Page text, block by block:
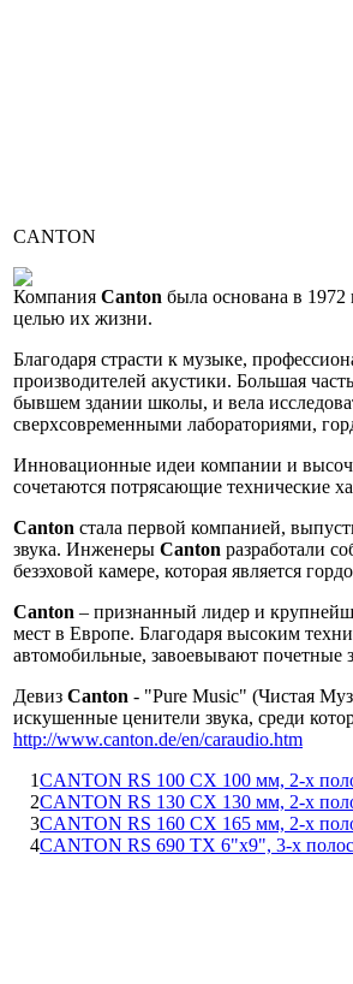
CANTON
Компания Canton была основана в 1972
целью их жизни.
Благодаря страсти к музыке,
производителей акустики. Большая
бывшем здании школы, и вела
сверхсовременными лабораториями,
Инновационные идеи компании и
сочетаются потрясающие технические
Canton стала первой компанией,
звука. Инженеры Canton разработали
безэховой камере, которая является
Canton – признанный лидер и
мест в Европе. Благодаря высоким
автомобильные, завоевывают почетные
Девиз Canton - "Pure Music" (Чистая
искушенные ценители звука, среди
http://www.canton.de/en/caraudio.htm
1CANTON RS 100 CX 100 мм, 2-х
2CANTON RS 130 CX 130 мм, 2-х
3CANTON RS 160 CX 165 мм, 2-х
4CANTON RS 690 TX 6"x9", 3-х